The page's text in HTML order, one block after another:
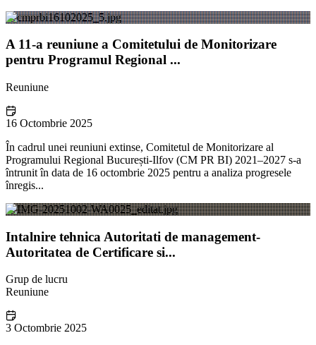
A 11-a reuniune a Comitetului de Monitorizare
pentru Programul Regional ...
Reuniune
16 Octombrie 2025
În cadrul unei reuniuni extinse, Comitetul de Monitorizare al
Programului Regional București-Ilfov (CM PR BI) 2021–2027 s-a
întrunit în data de 16 octombrie 2025 pentru a analiza progresele
înregis...
Intalnire tehnica Autoritati de management-
Autoritatea de Certificare si...
Grup de lucru
Reuniune
3 Octombrie 2025